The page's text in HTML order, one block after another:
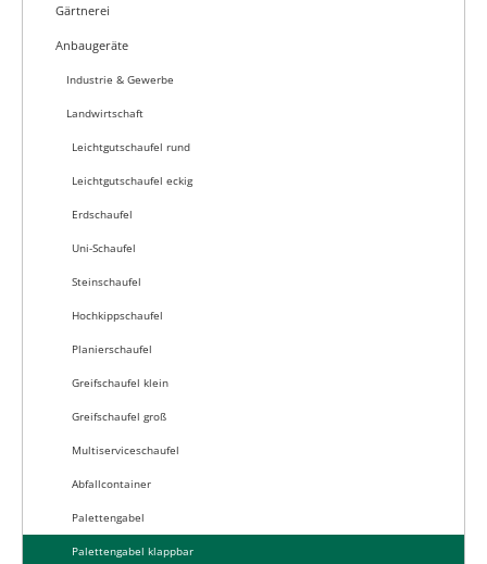
Gärtnerei
Anbaugeräte
Industrie & Gewerbe
Landwirtschaft
Leichtgutschaufel rund
Leichtgutschaufel eckig
Erdschaufel
Uni-Schaufel
Steinschaufel
Hochkippschaufel
Planierschaufel
Greifschaufel klein
Greifschaufel groß
Multiserviceschaufel
Abfallcontainer
Palettengabel
Palettengabel klappbar